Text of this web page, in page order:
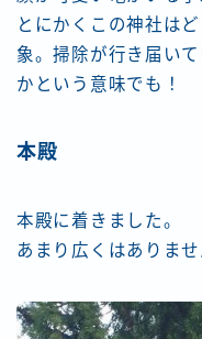
とにかくこの神社は
象。掃除が行き届い
かという意味でも！
本殿
本殿に着きました。
あまり広くはありませ